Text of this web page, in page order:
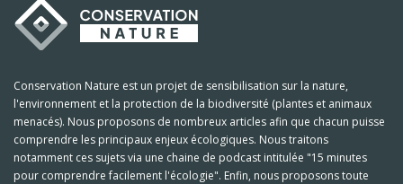
Conservation Nature est un projet de sensibilisation sur la nature,
l'environnement et la protection de la biodiversité (plantes et animaux
menacés). Nous proposons de nombreux articles afin que chacun puisse
comprendre les principaux enjeux écologiques. Nous traitons
notamment ces sujets via une chaine de podcast intitulée "15 minutes
pour comprendre facilement l'écologie". Enfin, nous proposons toute